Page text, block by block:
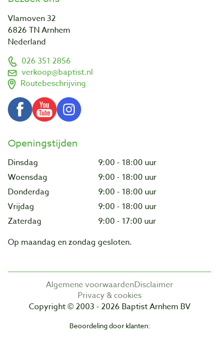
Vlamoven 32
6826 TN Arnhem
Nederland
026 351 2856
verkoop@baptist.nl
Routebeschrijving
Openingstijden
Dinsdag
9:00 - 18:00 uur
Woensdag
9:00 - 18:00 uur
Donderdag
9:00 - 18:00 uur
Vrijdag
9:00 - 18:00 uur
Zaterdag
9:00 - 17:00 uur
Op maandag en zondag gesloten.
Algemene voorwaardenDisclaimer
Privacy & cookies
Copyright © 2003 - 2026 Baptist Arnhem BV
Beoordeling door klanten: